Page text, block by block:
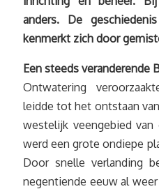
anders. De
kenmerkt zich door
Een steeds veranderende
Ontwatering
leidde tot het ontstaan
westelijk veengebied van
werd een grote ondiepe
Door snelle verlanding
negentiende eeuw al